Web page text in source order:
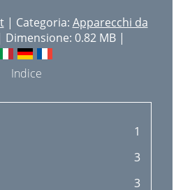
| Categoria: Apparecchi da
| Dimensione: 0.82 MB |
Indice
1
3
3